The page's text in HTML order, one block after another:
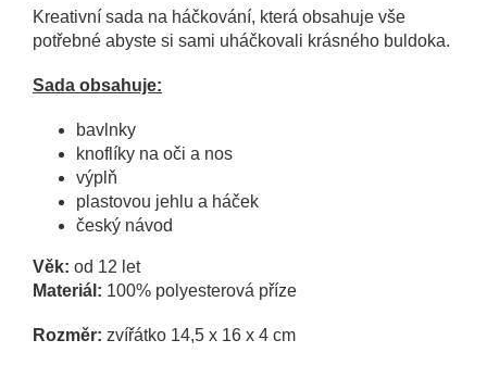
Kreativní sada na háčkování, která obsahuje vše
potřebné abyste si sami uháčkovali krásného buldoka.
Sada obsahuje:
bavlnky
knoflíky na oči a nos
výplň
plastovou jehlu a háček
český návod
Věk: od 12 let
Materiál: 100% polyesterová příze
Rozměr: zvířátko 14,5 x 16 x 4 cm